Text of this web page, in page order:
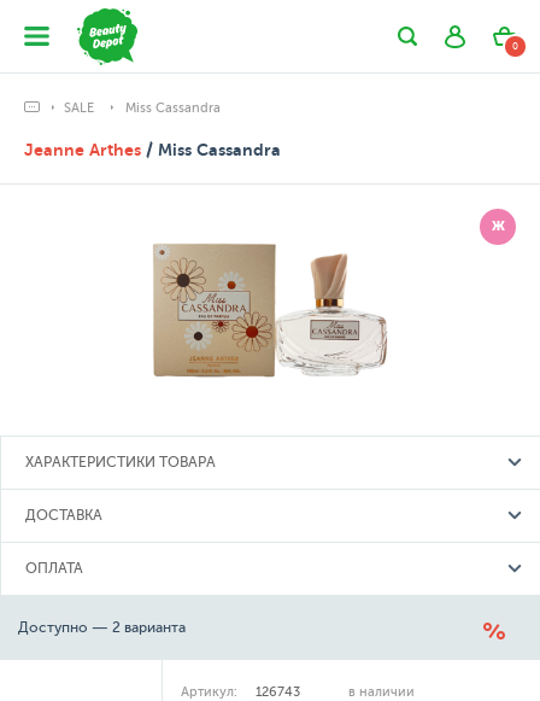
0
SALE Miss Cassandra
Jeanne Arthes / Miss Cassandra
Ж
ХАРАКТЕРИСТИКИ ТОВАРА
ДОСТАВКА
ОПЛАТА
Доступно — 2 варианта
Артикул: 126743 в наличии